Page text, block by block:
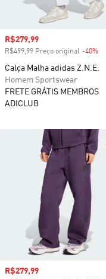
Preço com desconto
R$279,99
R$499,99 Preço original -40%
Calça Malha adidas Z.N.E.
Homem Sportswear
FRETE GRÁTIS MEMBROS
ADICLUB
Preço com desconto
R$279,99